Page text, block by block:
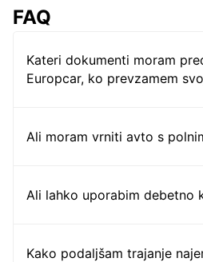
FAQ
Kateri dokumenti moram
Europcar, ko prevzamem
Ali moram vrniti avto s
Ali lahko uporabim debetno
Kako podaljšam trajanje